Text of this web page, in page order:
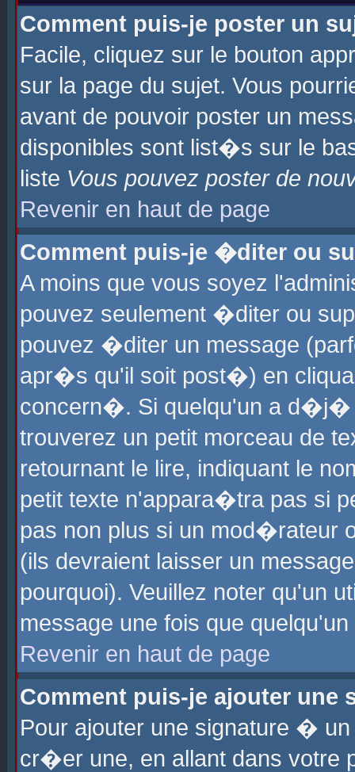
Comment puis-je poster un
Facile, cliquez sur le bouton
sur la page du sujet. Vous
avant de pouvoir poster un
disponibles sont list�s sur le
liste Vous pouvez poster de
Revenir en haut de page
Comment puis-je �diter ou
A moins que vous soyez
pouvez seulement �diter ou
pouvez �diter un message
apr�s qu'il soit post�) en
concern�. Si quelqu'un a
trouverez un petit morceau de
retournant le lire, indiquant le
petit texte n'appara�tra pas si
pas non plus si un mod�rateur
(ils devraient laisser un
pourquoi). Veuillez noter qu'un
message une fois que
Revenir en haut de page
Comment puis-je ajouter une
Pour ajouter une signature �
cr�er une, en allant dans